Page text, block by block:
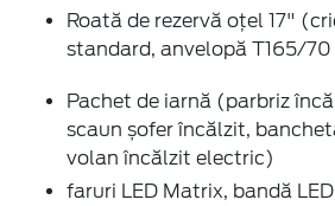
Roată de rezervă oțel 17"
standard, anvelopă T165/70
Pachet de iarnă (parbriz
scaun șofer încălzit,
volan încălzit electric)
faruri LED Matrix, bandă